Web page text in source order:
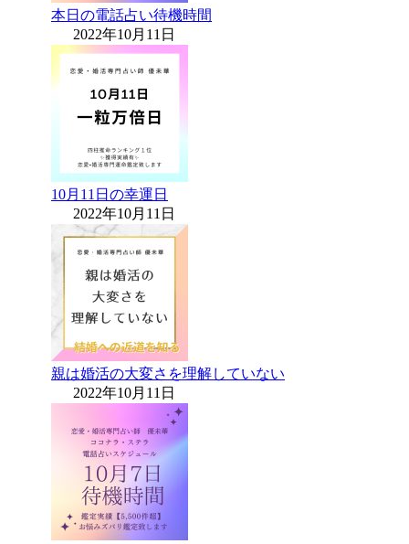
本日の電話占い待機時間
2022年10月11日
10月11日の幸運日
2022年10月11日
親は婚活の大変さを理解していない
2022年10月11日